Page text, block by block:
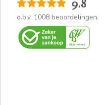
9.8
o.b.v. 1008 beoordelingen.